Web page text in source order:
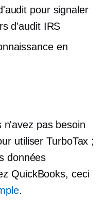
pour signaler
d'audit IRS
en
n'avez pas besoin
utiliser TurboTax ;
données
QuickBooks, ceci
.